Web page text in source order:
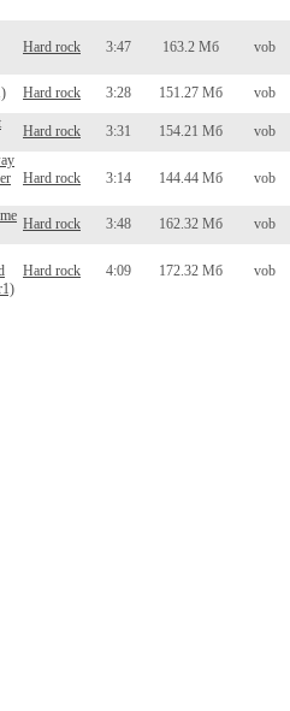
Hard rock 3:47 163.2 Мб vob
Hard rock 3:28 151.27 Мб vob
Hard rock 3:31 154.21 Мб vob
Hard rock 3:14 144.44 Мб vob
Hard rock 3:48 162.32 Мб vob
Hard rock 4:09 172.32 Мб vob